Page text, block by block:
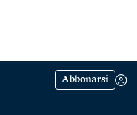
Abbonarsi